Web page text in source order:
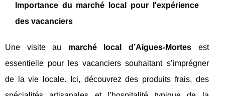
Importance du marché local pour l'expérience
des vacanciers
Une visite au marché local d’Aigues-Mortes est
essentielle pour les vacanciers souhaitant s’imprégner
de la vie locale. Ici, découvrez des produits frais, des